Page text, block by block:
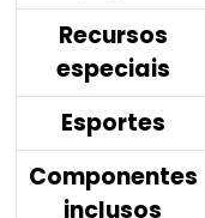
Recursos
especiais
Esportes
Componentes
inclusos